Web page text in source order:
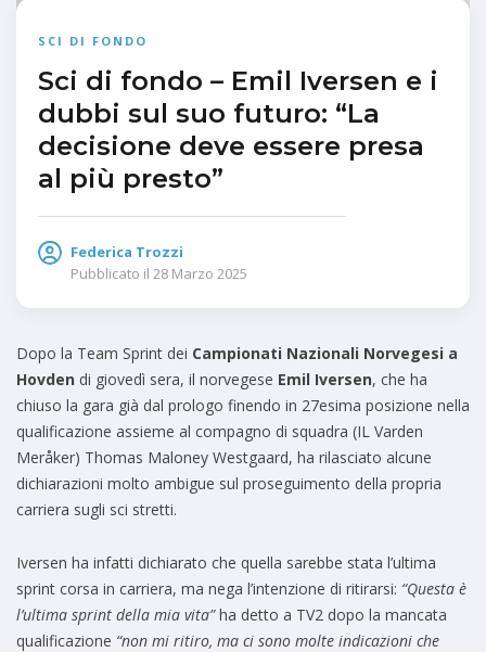
SCI DI FONDO
Sci di fondo – Emil Iversen e i
dubbi sul suo futuro: “La
decisione deve essere presa
al più presto”
Federica Trozzi
Pubblicato il 28 Marzo 2025
Dopo la Team Sprint dei Campionati Nazionali Norvegesi a
Hovden di giovedì sera, il norvegese Emil Iversen, che ha
chiuso la gara già dal prologo finendo in 27esima posizione nella
qualificazione assieme al compagno di squadra (IL Varden
Meråker) Thomas Maloney Westgaard, ha rilasciato alcune
dichiarazioni molto ambigue sul proseguimento della propria
carriera sugli sci stretti.
Iversen ha infatti dichiarato che quella sarebbe stata l’ultima
sprint corsa in carriera, ma nega l’intenzione di ritirarsi: “Questa è
l’ultima sprint della mia vita”ha detto a TV2 dopo la mancata
qualificazione “non mi ritiro, ma ci sono molte indicazioni che